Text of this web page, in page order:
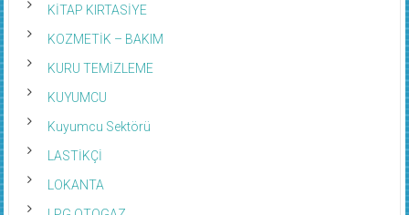
KİTAP KIRTASİYE
KOZMETİK – BAKIM
KURU TEMİZLEME
KUYUMCU
Kuyumcu Sektörü
LASTİKÇİ
LOKANTA